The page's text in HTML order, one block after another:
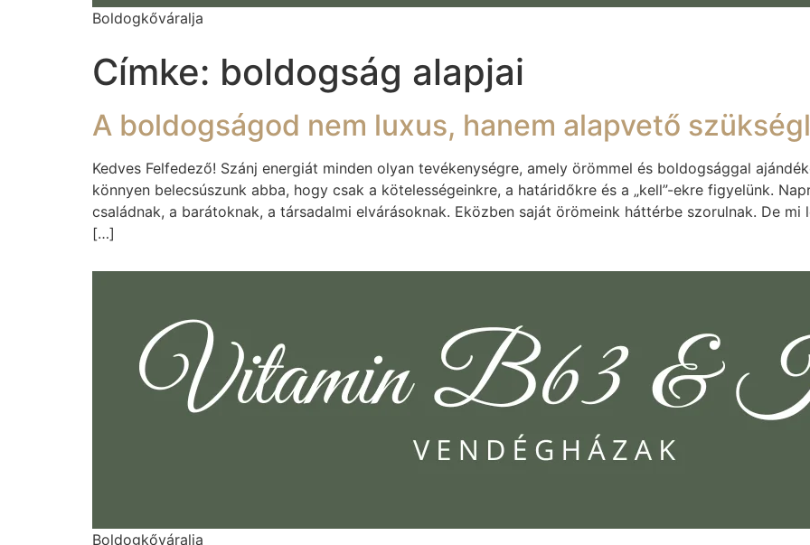
Boldogkőváralja
Címke: boldogság alapjai
A boldogságod nem luxus, hanem alapvető
Kedves Felfedező! Szánj energiát minden olyan tevékenységre, amely örömmel és boldogsággal
könnyen belecsúszunk abba, hogy csak a kötelességeinkre, a határidőkre és a „kell”-ekre figyelünk.
családnak, a barátoknak, a társadalmi elvárásoknak. Eközben saját örömeink háttérbe szorulnak. De
[…]
Boldogkőváralja